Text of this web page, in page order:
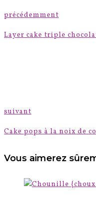
précédemment
Layer cake triple
suivant
Cake pops à la noix de
Vous aimerez